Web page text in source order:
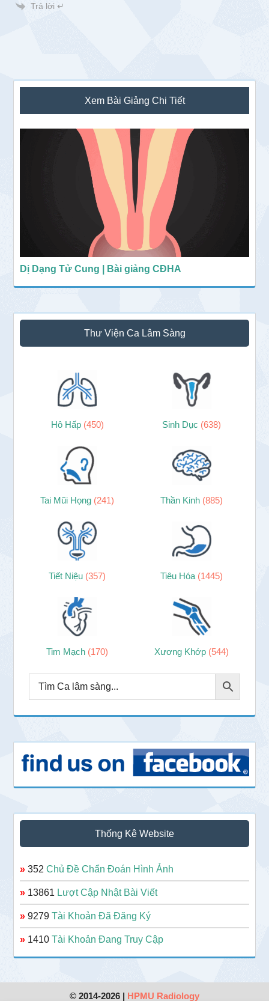
Trả lời ↵
Sidebar
chính
Xem Bài Giảng Chi Tiết
Dị Dạng Tử Cung | Bài giảng CĐHA
Thư Viện Ca Lâm Sàng
Hô Hấp (450) Sinh Dục (638)
Tai Mũi Họng (241) Thần Kinh (885)
Tiết Niệu (357) Tiêu Hóa (1445)
Tim Mạch (170) Xương Khớp (544)
Thống Kê Website
» 352Chủ Đề Chẩn Đoán Hình Ảnh
» 13861 Lượt Cập Nhật Bài Viết
» 9279Tài Khoản Đã Đăng Ký
» 1410Tài Khoản Đang Truy Cập
© 2014-2026 | HPMU Radiology